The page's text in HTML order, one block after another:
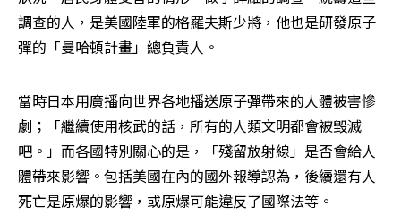
調查的人，是美國陸軍的格羅夫斯少將，他也是研發原子
彈的「曼哈頓計畫」總負責人。
當時日本用廣播向世界各地播送原子彈帶來的人體被害慘
劇；「繼續使用核武的話，所有的人類文明都會被毀滅
吧。」而各國特別關心的是，「殘留放射線」是否會給人
體帶來影響。包括美國在內的國外報導認為，後續還有人
死亡是原爆的影響，或原爆可能違反了國際法等。